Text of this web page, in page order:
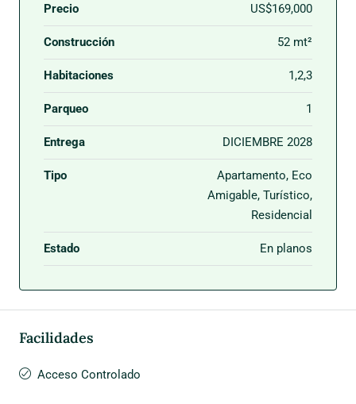
Precio US$169,000
Construcción 52 mt²
Habitaciones 1,2,3
Parqueo 1
Entrega DICIEMBRE 2028
Tipo
Apartamento, Eco
Amigable, Turístico,
Residencial
Estado En planos
Facilidades
Acceso Controlado